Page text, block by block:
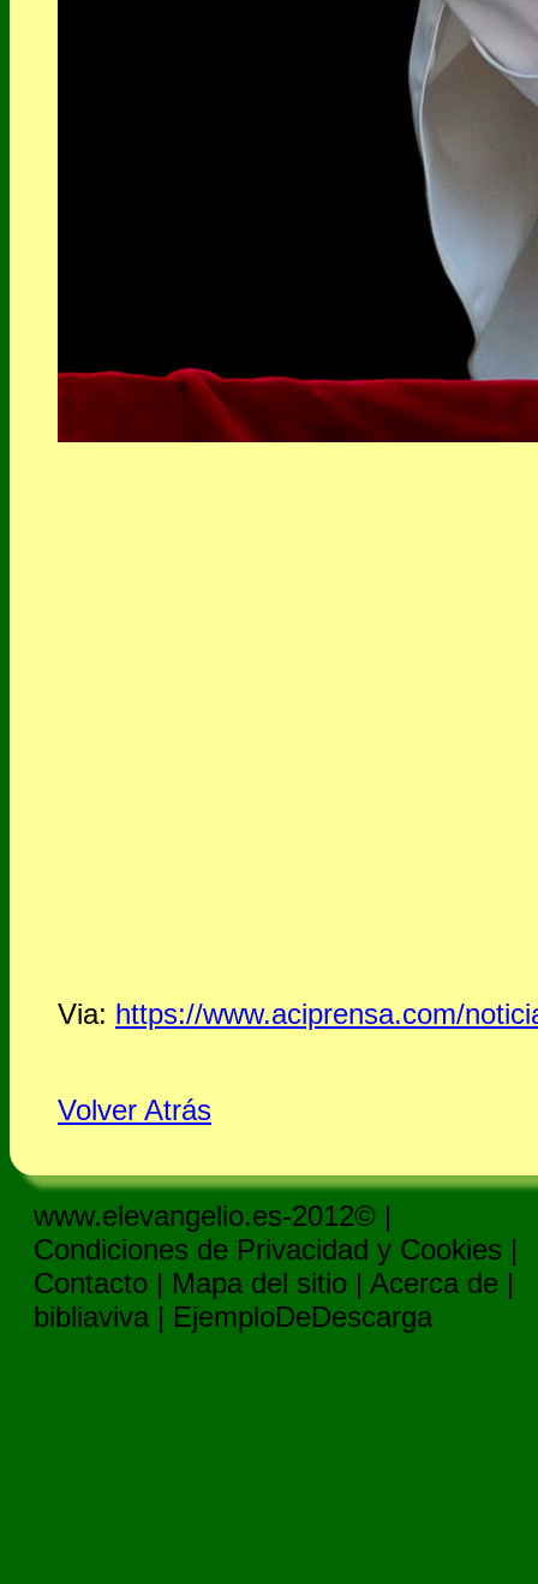
Via: https://www.aciprensa.com/
Volver Atrás
www.elevangelio.es-2012© |
Condiciones de Privacidad y Cookies |
Contacto | Mapa del sitio | Acerca de |
bibliaviva | EjemploDeDescarga